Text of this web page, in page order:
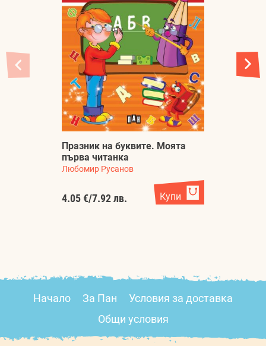
Празник на буквите. Моята
първа читанка
Любомир Русанов
4.05 €/7.92 лв. Купи
Начало За Пан
Условия за доставка
Общи условия